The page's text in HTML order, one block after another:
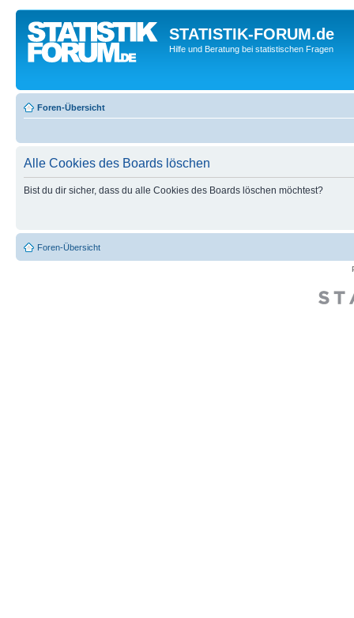
STATISTIK-FORUM.de
Hilfe und Beratung bei statistischen Fragen
Foren-Übersicht
Alle Cookies des Boards löschen
Bist du dir sicher, dass du alle Cookies des Boards löschen möchtest?
Foren-Übersicht